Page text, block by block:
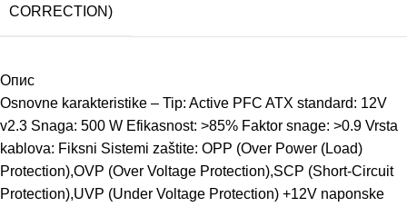
CORRECTION)
Опис
Osnovne karakteristike – Tip: Active PFC ATX standard: 12V
v2.3 Snaga: 500 W Efikasnost: >85% Faktor snage: >0.9 Vrsta
kablova: Fiksni Sistemi zaštite: OPP (Over Power (Load)
Protection),OVP (Over Voltage Protection),SCP (Short-Circuit
Protection),UVP (Under Voltage Protection) +12V naponske